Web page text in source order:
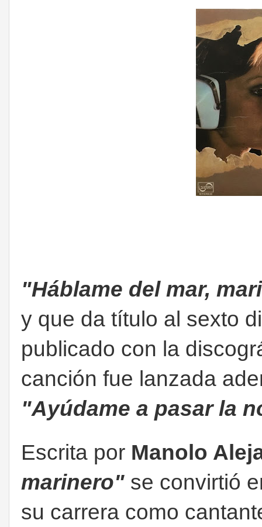
"Háblame del mar,
y que da título al sexto
publicado con la
canción fue lanzada
"Ayúdame a pasar la
Escrita por Manolo
marinero" se convirtió
su carrera como